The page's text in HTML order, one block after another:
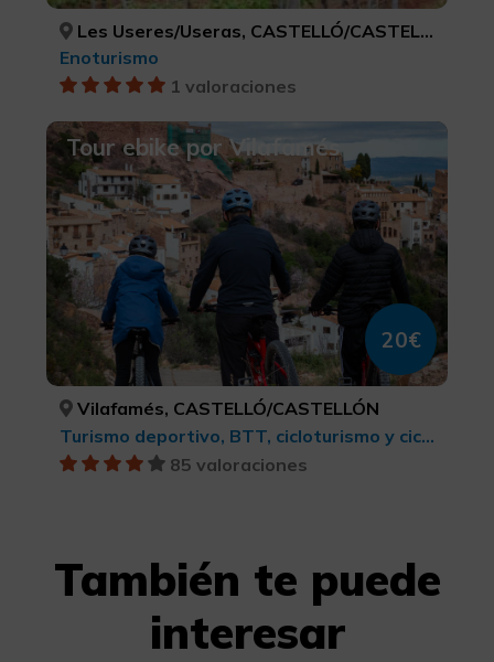
Les Useres/Useras, CASTELLÓ/CASTELLÓN
Enoturismo
1 valoraciones
Tour ebike por Vilafamés
20€
Vilafamés, CASTELLÓ/CASTELLÓN
Turismo deportivo, BTT, cicloturismo y ciclismo
85 valoraciones
También te puede
interesar